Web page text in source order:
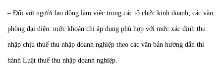
– Đối với người lao động làm việc trong các tổ chức kinh doanh; các văn
phòng đại diện: mức khoán chi áp dụng phù hợp với mức xác định thu
nhập chịu thuế thu nhập doanh nghiệp theo các văn bản hướng dẫn thi
hành Luật thuế thu nhập doanh nghiệp.